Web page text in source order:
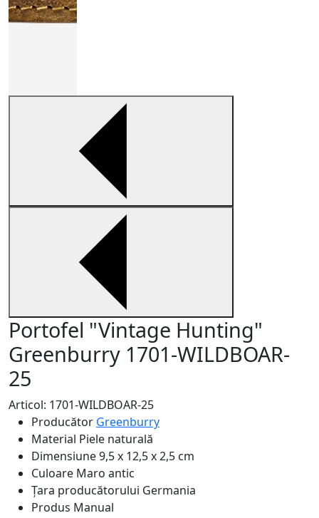
Portofel "Vintage Hunting"
Greenburry 1701-WILDBOAR-
25
Articol: 1701-WILDBOAR-25
Producător Greenburry
Material Piele naturală
Dimensiune9,5 x 12,5 x 2,5 cm
Culoare Maro antic
Țara producătorului Germania
Produs Manual